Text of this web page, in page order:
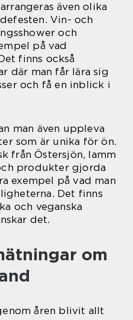
även olika
Vin- och
och
på vad
finns också
där man får lära sig
och få en inblick i
man även uppleva
som är unika för ön.
från Östersjön, lamm
produkter gjorda
exempel på vad man
Det finns
och veganska
det.
om
åren blivit allt